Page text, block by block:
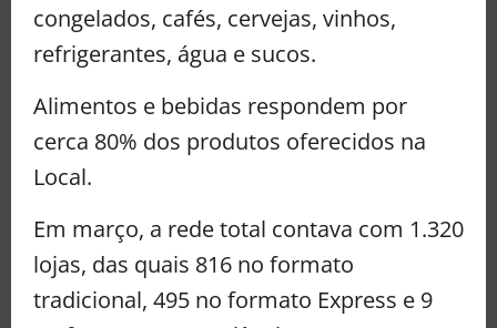
congelados, cafés, cervejas, vinhos,
refrigerantes, água e sucos.
Alimentos e bebidas respondem por
cerca 80% dos produtos oferecidos na
Local.
Em março, a rede total contava com 1.320
lojas, das quais 816 no formato
tradicional, 495 no formato Express e 9